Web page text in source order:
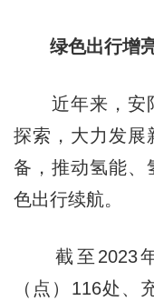
绿色出行增
近年来，安阳
探索，大力发展
备，推动氢能、
色出行续航。
截至2023年
（点）116处、